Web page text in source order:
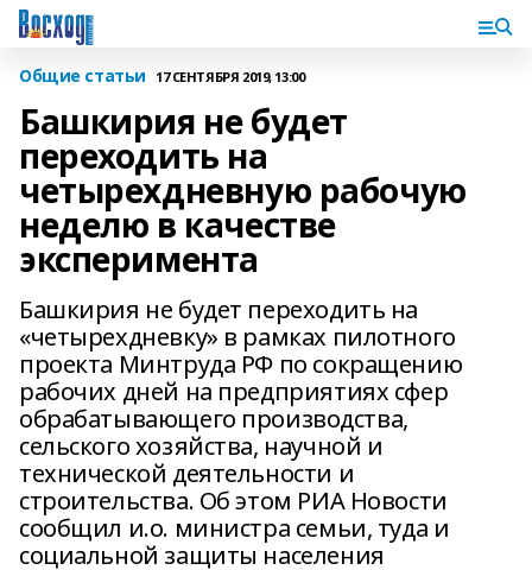
Общие статьи 17 СЕНТЯБРЯ 2019, 13:00
Башкирия не будет
переходить на
четырехдневную рабочую
неделю в качестве
эксперимента
Башкирия не будет переходить на
«четырехдневку» в рамках пилотного
проекта Минтруда РФ по сокращению
рабочих дней на предприятиях сфер
обрабатывающего производства,
сельского хозяйства, научной и
технической деятельности и
строительства. Об этом РИА Новости
сообщил и.о. министра семьи, туда и
социальной защиты населения